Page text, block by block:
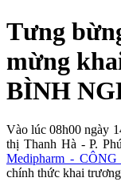
Tưng
mừng
BÌNH
Vào lúc 08h00 ngày
thị Thanh Hà - P.
Medipharm -
chính thức khai